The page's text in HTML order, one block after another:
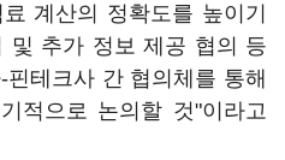
계산의 정확도를 높이기
및 추가 정보 제공 협의 등
테크사 간 협의체를 통해
적으로 논의할 것"이라고